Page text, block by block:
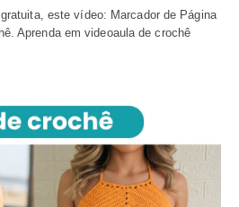
este vídeo: Marcador de Página
Aprenda em videoaula de crochê